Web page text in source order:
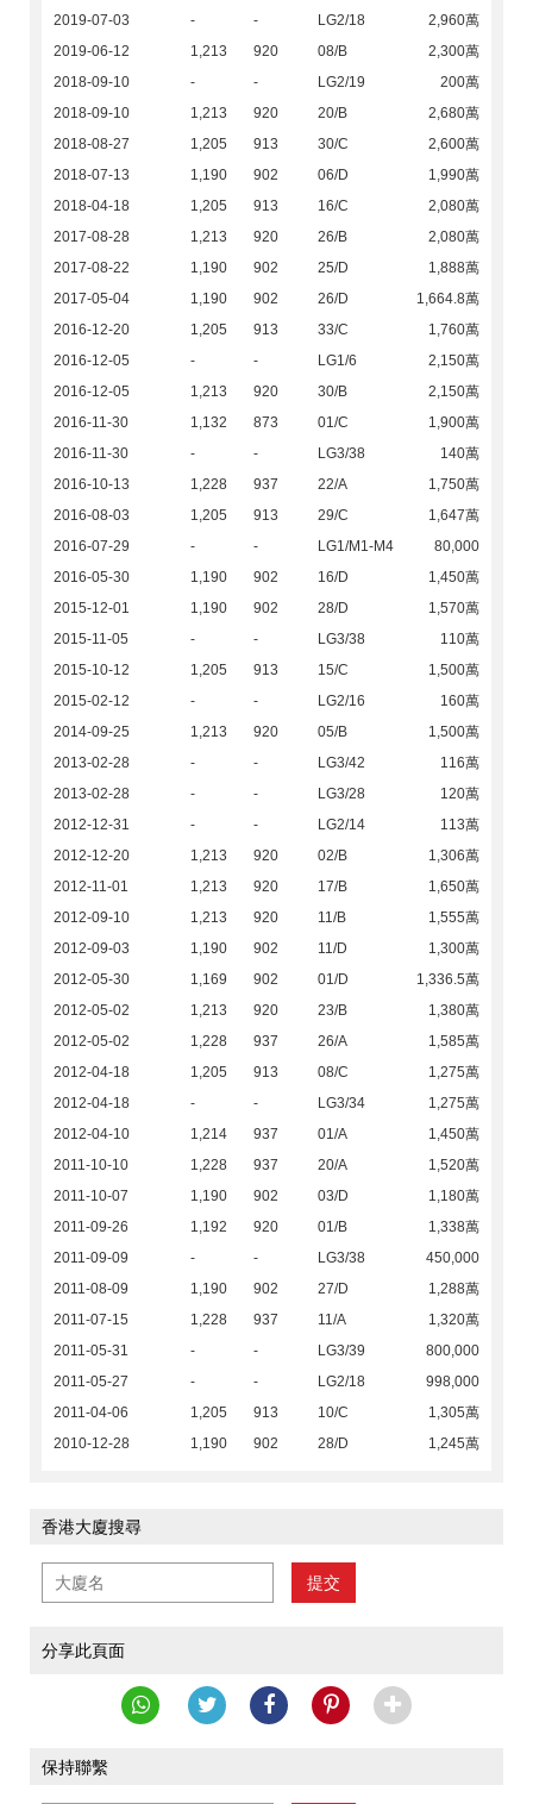
2019-07-03 - - LG2/18
2,960萬
2019-06-12
1,213 920 08/B
2,300萬
2018-09-10
- - LG2/19
200萬
2018-09-10
1,213 920 20/B
2,680萬
2018-08-27
1,205 913 30/C
2,600萬
2018-07-13
1,190 902 06/D
1,990萬
2018-04-18
1,205 913 16/C
2,080萬
2017-08-28
1,213 920 26/B
2,080萬
2017-08-22
1,190 902 25/D
1,888萬
2017-05-04
1,190 902 26/D
1,664.8萬
2016-12-20
1,205 913 33/C
1,760萬
2016-12-05
- - LG1/6
2,150萬
2016-12-05
1,213 920 30/B
2,150萬
2016-11-30
1,132 873 01/C
1,900萬
2016-11-30
- - LG3/38
140萬
2016-10-13
1,228 937 22/A
1,750萬
2016-08-03
1,205 913 29/C
1,647萬
2016-07-29
- - LG1/M1-M4
80,000
2016-05-30
1,190 902 16/D
1,450萬
2015-12-01
1,190 902 28/D
1,570萬
2015-11-05
- - LG3/38
110萬
2015-10-12
1,205 913 15/C
1,500萬
2015-02-12
- - LG2/16
160萬
2014-09-25
1,213 920 05/B
1,500萬
2013-02-28
- - LG3/42
116萬
2013-02-28
- - LG3/28
120萬
2012-12-31
- - LG2/14
113萬
2012-12-20
1,213 920 02/B
1,306萬
2012-11-01
1,213 920 17/B
1,650萬
2012-09-10
1,213 920 11/B
1,555萬
2012-09-03
1,190 902 11/D
1,300萬
2012-05-30
1,169 902 01/D
1,336.5萬
2012-05-02
1,213 920 23/B
1,380萬
2012-05-02
1,228 937 26/A
1,585萬
2012-04-18
1,205 913 08/C
1,275萬
2012-04-18
- - LG3/34
1,275萬
2012-04-10
1,214 937 01/A
1,450萬
2011-10-10
1,228 937 20/A
1,520萬
2011-10-07
1,190 902 03/D
1,180萬
2011-09-26
1,192 920 01/B
1,338萬
2011-09-09
- - LG3/38
450,000
2011-08-09
1,190 902 27/D
1,288萬
2011-07-15
1,228 937 11/A
1,320萬
2011-05-31
- - LG3/39
800,000
2011-05-27
- - LG2/18
998,000
2011-04-06
1,205 913 10/C
1,305萬
2010-12-28
1,190 902 28/D 1,245萬
香港大廈搜尋
提交
分享此頁面
保持聯繫